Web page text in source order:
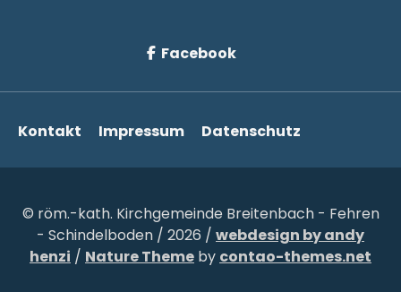
Facebook
überspringen
Kontakt Impressum Datenschutz
© röm.-kath. Kirchgemeinde Breitenbach - Fehren
- Schindelboden / 2026 / webdesign by andy
henzi / Nature Theme by contao-themes.net